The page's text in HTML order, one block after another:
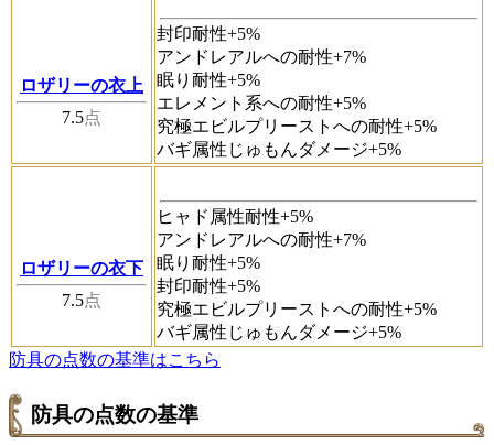
ロザリーの衣上
7.5点
封印耐性+5%
アンドレアルへの耐性+7%
眠り耐性+5%
エレメント系への耐性+5%
究極エビルプリーストへの耐性+5%
バギ属性じゅもんダメージ+5%
ロザリーの衣下
7.5点
ヒャド属性耐性+5%
アンドレアルへの耐性+7%
眠り耐性+5%
封印耐性+5%
究極エビルプリーストへの耐性+5%
バギ属性じゅもんダメージ+5%
防具の点数の基準はこちら
防具の点数の基準